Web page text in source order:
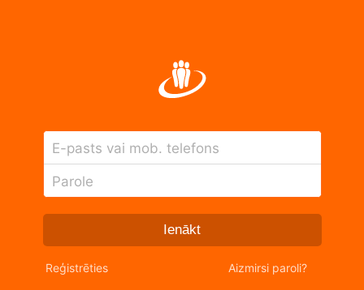
E-pasts vai mob. telefons
Parole
Ienākt
Reģistrēties Aizmirsi paroli?